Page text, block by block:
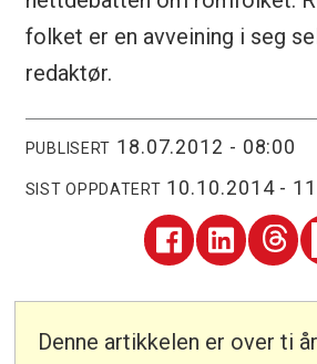
folket er en avveining i seg
redaktør.
PUBLISERT 18.07.2012 - 08:00
SIST OPPDATERT 10.10.2014 -
Denne artikkelen er over ti